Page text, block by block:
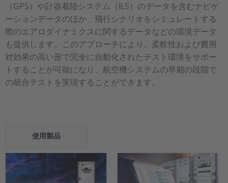
（GPS）や計器着陸システム（ILS）のデータを含むナビゲ
ーションデータのほか、飛行シナリオをシミュレートする
際のエアロダイナミクスに関するデータなどの環境データ
も提供します。このアプローチにより、柔軟性および費用
対効果の高い形で完全に自動化されたテスト環境をサポー
トすることが可能になり、航空機システムの早期の段階で
の統合テストを実現することができます。
使用製品